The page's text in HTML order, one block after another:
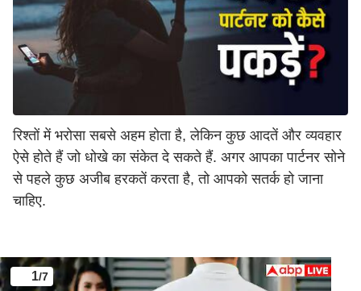
रिश्तों में भरोसा सबसे अहम होता है, लेकिन कुछ आदतें और व्यवहार
ऐसे होते हैं जो धोखे का संकेत दे सकते हैं. अगर आपका पार्टनर सोने
से पहले कुछ अजीब हरकतें करता है, तो आपको सतर्क हो जाना
चाहिए.
1/7